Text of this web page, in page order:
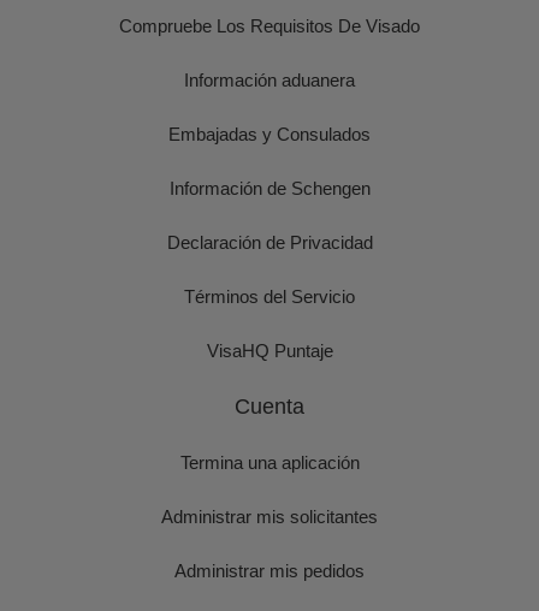
Compruebe Los Requisitos De Visado
Información aduanera
Embajadas y Consulados
Información de Schengen
Declaración de Privacidad
Términos del Servicio
VisaHQ Puntaje
Cuenta
Termina una aplicación
Administrar mis solicitantes
Administrar mis pedidos